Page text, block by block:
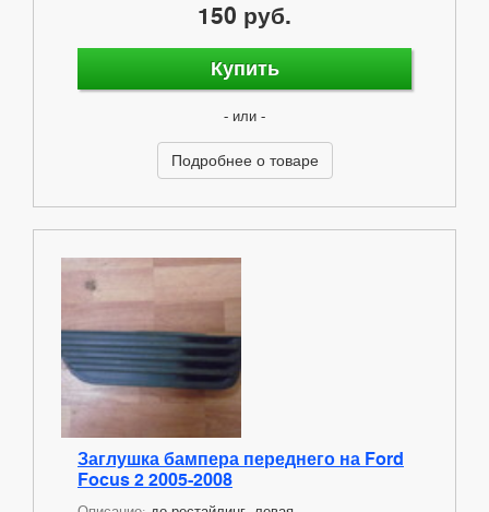
150 руб.
Купить
- или -
Подробнее о товаре
Заглушка бампера переднего на Ford
Focus 2 2005-2008